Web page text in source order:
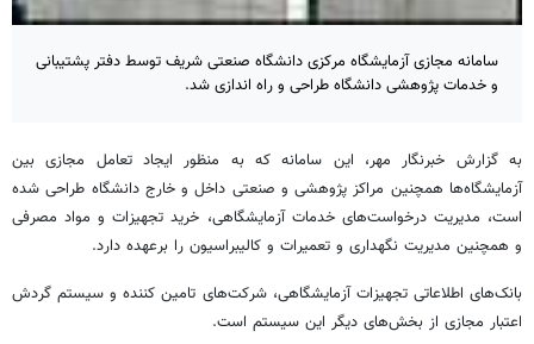
سامانه مجازی آزمایشگاه مرکزی دانشگاه صنعتی شریف توسط دفتر پشتیبانی
و خدمات پژوهشی دانشگاه طراحی و راه اندازی شد.
به گزارش خبرنگار مهر، این سامانه که به منظور ایجاد تعامل مجازی بین
آزمایشگاه‌ها همچنین مراکز پژوهشی و صنعتی داخل و خارج دانشگاه طراحی شده
است، مدیریت درخواست‌های خدمات آزمایشگاهی، خرید تجهیزات و مواد مصرفی
و همچنین مدیریت نگهداری و تعمیرات و کالیبراسیون را برعهده دارد.
بانک‌های اطلاعاتی تجهیزات آزمایشگاهی، شرکت‌های تامین کننده و سیستم گردش
اعتبار مجازی از بخش‌های دیگر این سیستم است.